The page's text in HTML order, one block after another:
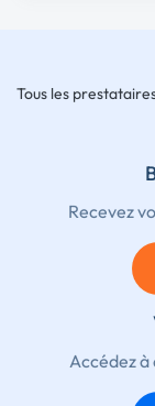
Tous les
Recevez
Accédez